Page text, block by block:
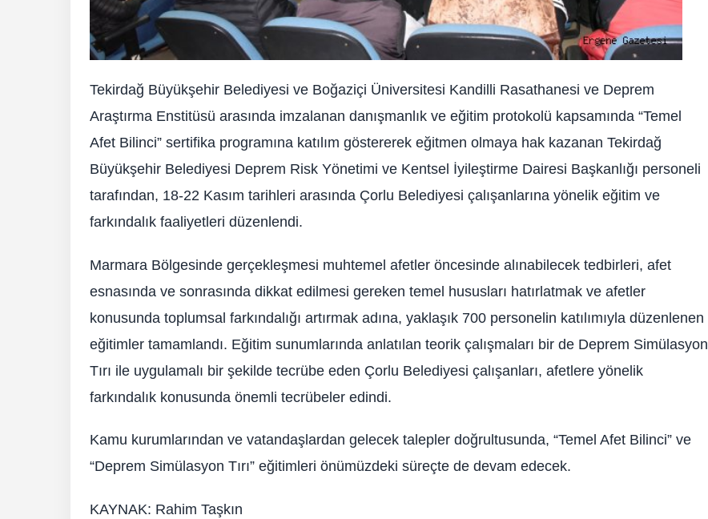
Tekirdağ Büyükşehir Belediyesi ve Boğaziçi Üniversitesi Kandilli Rasathanesi ve Deprem
Araştırma Enstitüsü arasında imzalanan danışmanlık ve eğitim protokolü kapsamında “Temel
Afet Bilinci” sertifika programına katılım göstererek eğitmen olmaya hak kazanan Tekirdağ
Büyükşehir Belediyesi Deprem Risk Yönetimi ve Kentsel İyileştirme Dairesi Başkanlığı personeli
tarafından, 18-22 Kasım tarihleri arasında Çorlu Belediyesi çalışanlarına yönelik eğitim ve
farkındalık faaliyetleri düzenlendi.
Marmara Bölgesinde gerçekleşmesi muhtemel afetler öncesinde alınabilecek tedbirleri, afet
esnasında ve sonrasında dikkat edilmesi gereken temel hususları hatırlatmak ve afetler
konusunda toplumsal farkındalığı artırmak adına, yaklaşık 700 personelin katılımıyla düzenlenen
eğitimler tamamlandı. Eğitim sunumlarında anlatılan teorik çalışmaları bir de Deprem Simülasyon
Tırı ile uygulamalı bir şekilde tecrübe eden Çorlu Belediyesi çalışanları, afetlere yönelik
farkındalık konusunda önemli tecrübeler edindi.
Kamu kurumlarından ve vatandaşlardan gelecek talepler doğrultusunda, “Temel Afet Bilinci” ve
“Deprem Simülasyon Tırı” eğitimleri önümüzdeki süreçte de devam edecek.
KAYNAK: Rahim Taşkın